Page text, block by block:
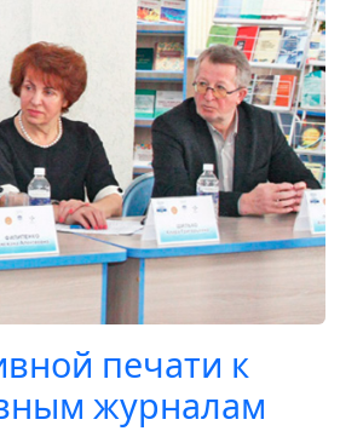
печати к
журналам